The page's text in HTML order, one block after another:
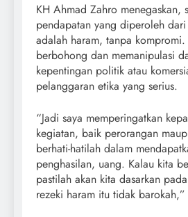
KH Ahmad Zahro menegaskan,
pendapatan yang diperoleh
adalah haram, tanpa kompromi.
berbohong dan memanipulasi
kepentingan politik atau
pelanggaran etika yang serius.
“Jadi saya memperingatkan
kegiatan, baik perorangan
berhati-hatilah dalam
penghasilan, uang. Kalau kita
pastilah akan kita dasarkan
rezeki haram itu tidak